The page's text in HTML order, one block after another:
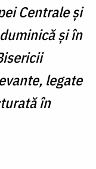
Centrale și
și în
legate
în